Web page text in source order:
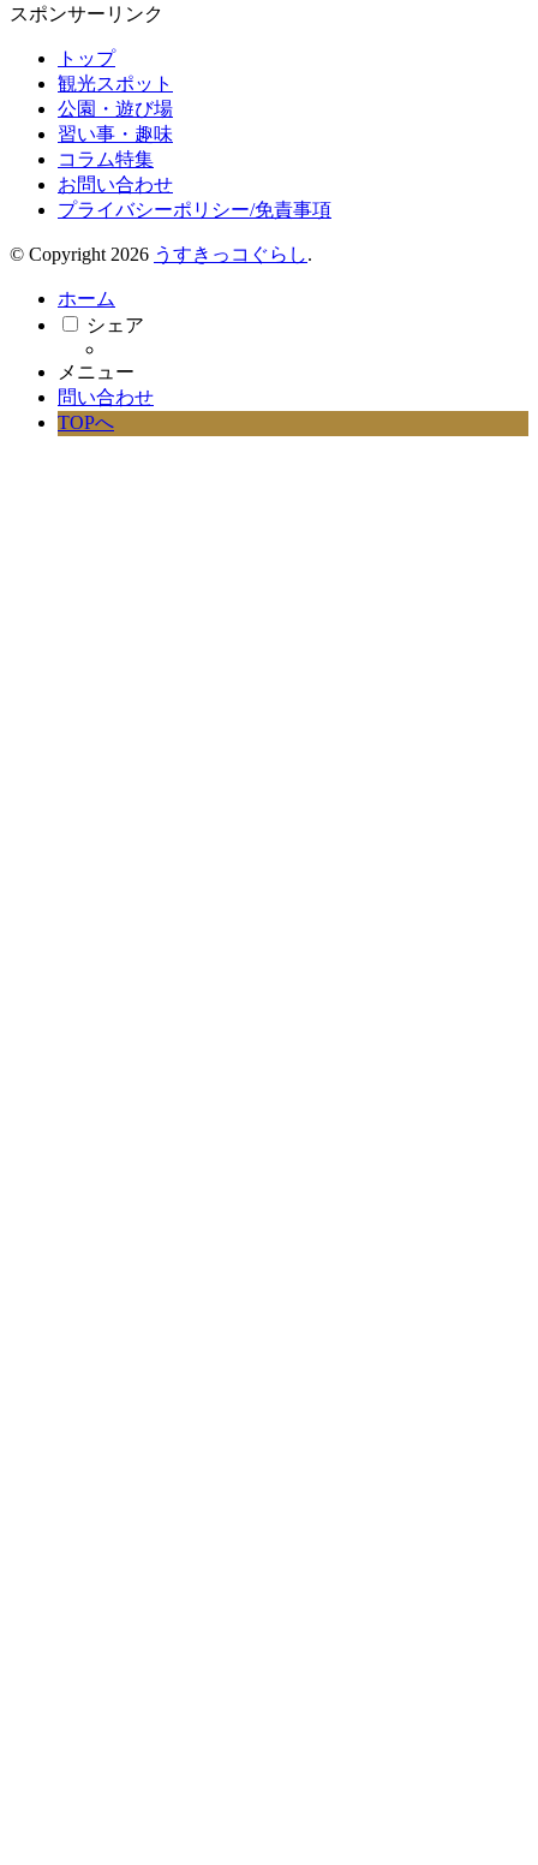
スポンサーリンク
トップ
観光スポット
公園・遊び場
習い事・趣味
コラム特集
お問い合わせ
プライバシーポリシー/免責事項
© Copyright 2026 うすきっコぐらし.
ホーム
シェア
メニュー
問い合わせ
TOPへ